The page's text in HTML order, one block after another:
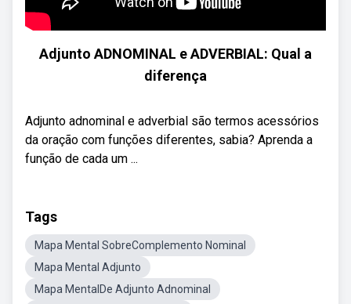
Adjunto ADNOMINAL e ADVERBIAL: Qual a
diferença
Adjunto adnominal e adverbial são termos acessórios
da oração com funções diferentes, sabia? Aprenda a
função de cada um ...
Tags
Mapa Mental SobreComplemento Nominal
Mapa Mental Adjunto
Mapa MentalDe Adjunto Adnominal